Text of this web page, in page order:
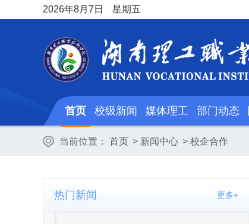
2026年8月7日 星期五
首页 校级新闻 媒体理工 部门动态
当前位置： 首页 > 新闻中心 > 校企合作
热门新闻 更多+